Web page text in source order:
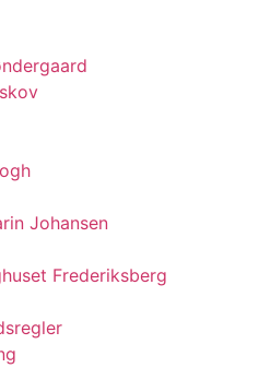
Johansen
Frederiksberg